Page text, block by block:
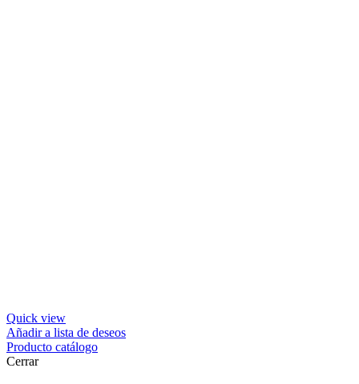
Quick view
Añadir a lista de deseos
Producto catálogo
Cerrar